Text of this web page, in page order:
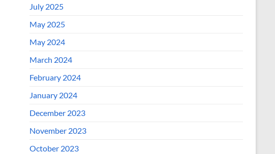
July 2025
May 2025
May 2024
March 2024
February 2024
January 2024
December 2023
November 2023
October 2023